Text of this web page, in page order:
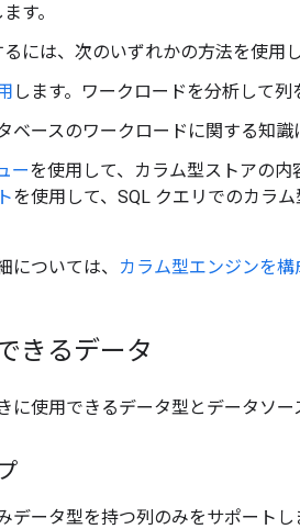
す。
には、次のいずれかの方法を使用し
します。ワークロードを分析して列
ベースのワークロードに関する知識
ーを使用して、カラム型ストアの
を使用して、SQL クエリでのカラ
については、 カラム型エンジンを構
きるデータ
に使用できるデータ型とデータソー
ータ型を持つ列のみをサポートし